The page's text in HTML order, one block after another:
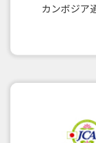
カンボジア